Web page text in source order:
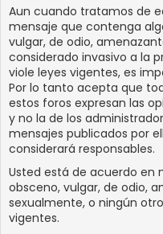
Aun cuando tratamos de
mensaje que contenga
vulgar, de odio,
considerado invasivo a la
viole leyes vigentes, es
Por lo tanto acepta que
estos foros expresan las
y no la de los
mensajes publicados por
considerará responsables.
Usted está de acuerdo en
obsceno, vulgar, de odio,
sexualmente, o ningún
vigentes.